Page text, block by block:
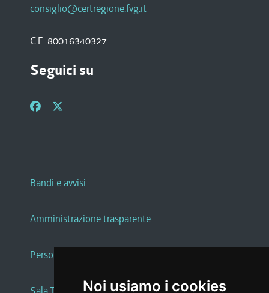
Noi usiamo i cookies
consiglio@certregione.fvg.it
C.F. 80016340327
Seguici su
Bandi e avvisi
Amministrazione trasparente
Persone e Uffici